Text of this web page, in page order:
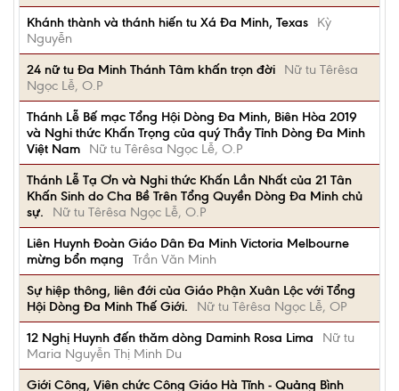
Khánh thành và thánh hiến tu Xá Đa Minh, Texas
Kỳ
Nguyễn
24 nữ tu Đa Minh Thánh Tâm khấn trọn đời
Nữ tu Têrêsa
Ngọc Lễ, O.P
Thánh Lễ Bế mạc Tổng Hội Dòng Đa Minh, Biên Hòa 2019
và Nghi thức Khấn Trọng của quý Thầy Tỉnh Dòng Đa Minh
Việt Nam
Nữ tu Têrêsa Ngọc Lễ, O.P
Thánh Lễ Tạ Ơn và Nghi thức Khấn Lần Nhất của 21 Tân
Khấn Sinh do Cha Bề Trên Tổng Quyền Dòng Đa Minh chủ
sự.
Nữ tu Têrêsa Ngọc Lễ, O.P
Liên Huynh Đoàn Giáo Dân Đa Minh Victoria Melbourne
mừng bổn mạng
Trần Văn Minh
Sự hiệp thông, liên đới của Giáo Phận Xuân Lộc với Tổng
Hội Dòng Đa Minh Thế Giới.
Nữ tu Têrêsa Ngọc Lễ, OP
12 Nghị Huynh đến thăm dòng Daminh Rosa Lima
Nữ tu
Maria Nguyễn Thị Minh Du
Giới Công, Viên chức Công Giáo Hà Tĩnh - Quảng Bình